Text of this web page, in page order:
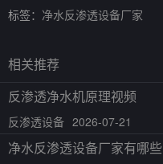
标签： 净水反渗透设备厂家
相关推荐
反渗透净水机原理视频
反渗透设备 2026-07-21
净水反渗透设备厂家有哪些